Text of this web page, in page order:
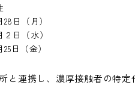
28日（月）
２日（水）
25日（金）
と連携し、濃厚接触者の特